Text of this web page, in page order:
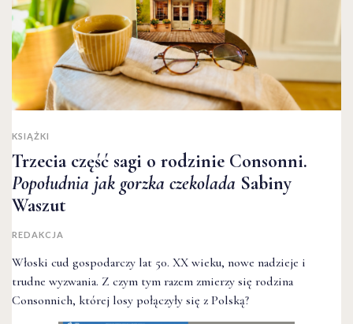
KSIĄŻKI
Trzecia część sagi o rodzinie Consonni.
Popołudnia jak gorzka czekolada Sabiny
Waszut
REDAKCJA
Włoski cud gospodarczy lat 50. XX wieku, nowe nadzieje i
trudne wyzwania. Z czym tym razem zmierzy się rodzina
Consonnich, której losy połączyły się z Polską?